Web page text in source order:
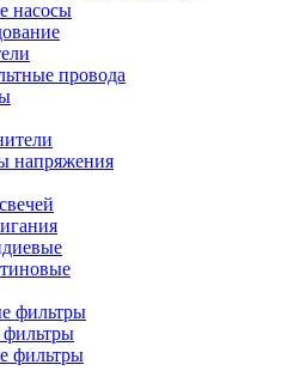
насосы
провода
напряжения
фильтры
фильтры